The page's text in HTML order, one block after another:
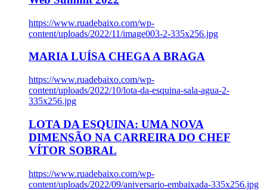
https://www.ruadebaixo.com/wp-
content/uploads/2022/11/image003-2-335x256.jpg
MARIA LUÍSA CHEGA A BRAGA
https://www.ruadebaixo.com/wp-
content/uploads/2022/10/lota-da-esquina-sala-agua-2-
335x256.jpg
LOTA DA ESQUINA: UMA NOVA
DIMENSÃO NA CARREIRA DO CHEF
VÍTOR SOBRAL
https://www.ruadebaixo.com/wp-
content/uploads/2022/09/aniversario-embaixada-335x256.jpg